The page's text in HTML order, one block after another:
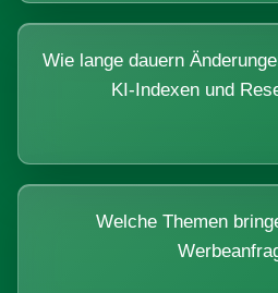
Wie lange dauern
KI-Indexen und
Welche Themen